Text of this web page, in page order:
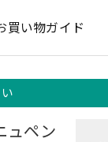
買い物ガイド
ュペン